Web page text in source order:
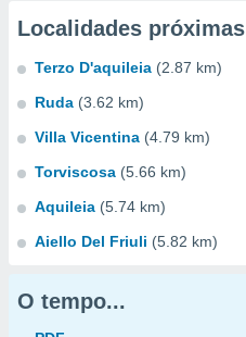
Localidades próximas
Terzo D'aquileia (2.87 km)
Ruda (3.62 km)
Villa Vicentina (4.79 km)
Torviscosa (5.66 km)
Aquileia (5.74 km)
Aiello Del Friuli (5.82 km)
O tempo...